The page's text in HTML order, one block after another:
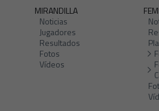
MIRANDILLA
Noticias
Jugadores
Resultados
Fotos
Vídeos